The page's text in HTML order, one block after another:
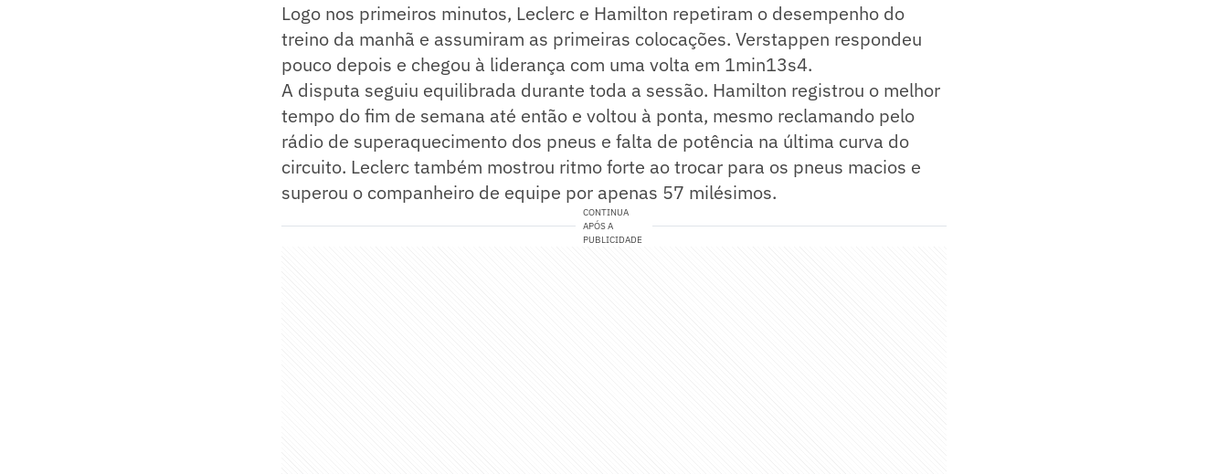
Logo nos primeiros minutos, Leclerc e Hamilton repetiram o desempenho do
treino da manhã e assumiram as primeiras colocações. Verstappen respondeu
pouco depois e chegou à liderança com uma volta em 1min13s4.
A disputa seguiu equilibrada durante toda a sessão. Hamilton registrou o melhor
tempo do fim de semana até então e voltou à ponta, mesmo reclamando pelo
rádio de superaquecimento dos pneus e falta de potência na última curva do
circuito. Leclerc também mostrou ritmo forte ao trocar para os pneus macios e
superou o companheiro de equipe por apenas 57 milésimos.
CONTINUA
APÓS A
PUBLICIDADE